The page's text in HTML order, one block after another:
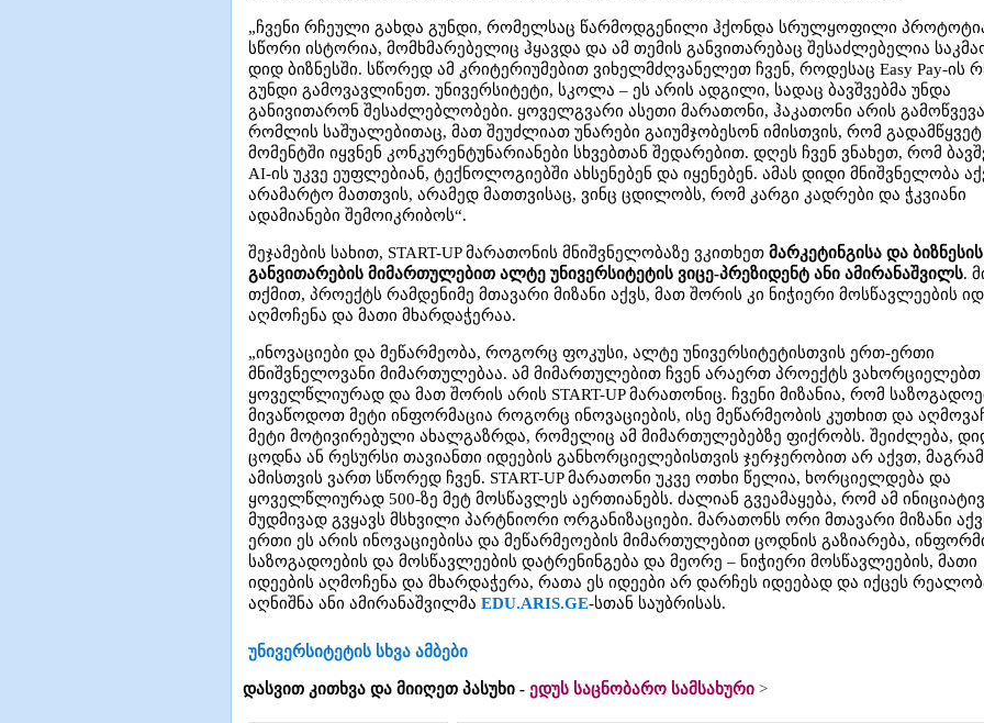
„ჩვენი რჩეული გახდა გუნდი, რომელსაც წარმოდგენილი ჰქონდა სრულყოფილი
სწორი ისტორია, მომხმარებელიც ჰყავდა და ამ თემის განვითარებაც შესაძლებელია
დიდ ბიზნესში. სწორედ ამ კრიტერიუმებით ვიხელმძღვანელეთ ჩვენ, როდესაც Easy Pay-ის
გუნდი გამოვავლინეთ. უნივერსიტეტი, სკოლა – ეს არის ადგილი, სადაც ბავშვებმა უნდა
განივითარონ შესაძლებლობები. ყოველგვარი ასეთი მარათონი, ჰაკათონი არის
რომლის საშუალებითაც, მათ შეუძლიათ უნარები გაიუმჯობესონ იმისთვის, რომ გადამწყვეტ
მომენტში იყვნენ კონკურენტუნარიანები სხვებთან შედარებით. დღეს ჩვენ ვნახეთ, რომ
AI-ის უკვე ეუფლებიან, ტექნოლოგიებში ახსენებენ და იყენებენ. ამას დიდი მნიშვნელობა
არამარტო მათთვის, არამედ მათთვისაც, ვინც ცდილობს, რომ კარგი კადრები და ჭკვიანი
ადამიანები შემოიკრიბოს“.
შეჯამების სახით, START-UP მარათონის მნიშვნელობაზე ვკითხეთ მარკეტინგისა და ბიზნესის
განვითარების მიმართულებით ალტე უნივერსიტეტის ვიცე-პრეზიდენტ ანი ამირანაშვილს.
თქმით, პროექტს რამდენიმე მთავარი მიზანი აქვს, მათ შორის კი ნიჭიერი მოსწავლეების
აღმოჩენა და მათი მხარდაჭერაა.
„ინოვაციები და მეწარმეობა, როგორც ფოკუსი, ალტე უნივერსიტეტისთვის ერთ-ერთი
მნიშვნელოვანი მიმართულებაა. ამ მიმართულებით ჩვენ არაერთ პროექტს ვახორციელებთ
ყოველწლიურად და მათ შორის არის START-UP მარათონიც. ჩვენი მიზანია, რომ
მივაწოდოთ მეტი ინფორმაცია როგორც ინოვაციების, ისე მეწარმეობის კუთხით და
მეტი მოტივირებული ახალგაზრდა, რომელიც ამ მიმართულებებზე ფიქრობს. შეიძლება,
ცოდნა ან რესურსი თავიანთი იდეების განხორციელებისთვის ჯერჯერობით არ აქვთ, მაგრამ
ამისთვის ვართ სწორედ ჩვენ. START-UP მარათონი უკვე ოთხი წელია, ხორციელდება და
ყოველწლიურად 500-ზე მეტ მოსწავლეს აერთიანებს. ძალიან გვეამაყება, რომ ამ
მუდმივად გვყავს მსხვილი პარტნიორი ორგანიზაციები. მარათონს ორი მთავარი მიზანი
ერთი ეს არის ინოვაციებისა და მეწარმეოების მიმართულებით ცოდნის გაზიარება,
საზოგადოების და მოსწავლეების დატრენინგება და მეორე – ნიჭიერი მოსწავლეების, მათი
იდეების აღმოჩენა და მხარდაჭერა, რათა ეს იდეები არ დარჩეს იდეებად და იქცეს
აღნიშნა ანი ამირანაშვილმა EDU.ARIS.GE-სთან საუბრისას.
უნივერსიტეტის სხვა ამბები
დასვით კითხვა და მიიღეთ პასუხი - ედუს საცნობარო სამსახური